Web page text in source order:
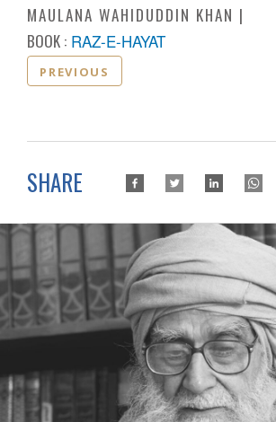
MAULANA WAHIDUDDIN KHAN
BOOK : RAZ-E-HAYAT
PREVIOUS
SHARE